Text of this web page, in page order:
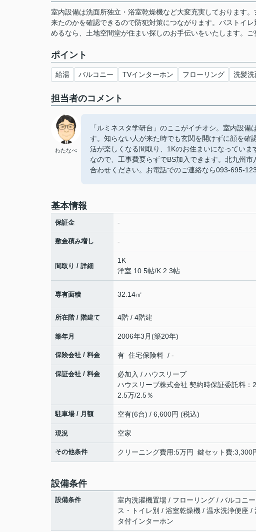
室内設備は洗面所独立・浴室乾燥機など大変充実しております
来たのかを確認できるので防犯対策につながります。バストイ
めるなら、土地空間堂が住まい探しのお手伝いをいたします。
ポイント
給湯 バルコニー TVインターホン フローリング 洗髪洗
担当者のコメント
わたなべ
「ルミネスタ学研台」のここがイチオシ。室内設
す。知らない人が来た時でも玄関を開けずに顔を
活が楽しくなる間取り、1Kのお住まいになってい
なので、工事費要らずでBS加入できます。北九州
合わせください。お電話でのご連絡なら093-695-
基本情報
保証金 -
敷金積み増し -
間取り / 詳細
1K
洋室 10.5帖/K 2.3帖
専有面積 32.14㎡
所在階 / 階建て 4階 / 4階建
築年月 2006年3月(築20年)
保険会社 / 料金 有 住宅保険料 / -
保証会社 / 料金
必加入 / ハウスリーブ
ハウスリーブ株式会社 契約時保証委託料
2.5万/2.5％
駐車場 / 月額 空有(6台) / 6,600円 (税込)
現況 空家
その他条件 クリーニング費用:5万円 鍵セット費:3,300
設備条件
設備条件
室内洗濯機置場 / フローリング / バルコニ
ス・トイレ別 / 浴室乾燥機 / 温水洗浄便座
タ付インターホン